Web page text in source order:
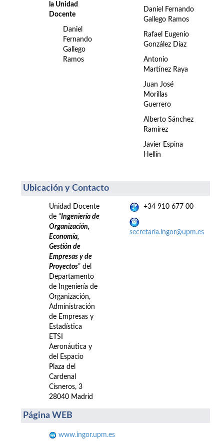
la Unidad
Docente
Daniel
Fernando
Gallego
Ramos
Daniel Fernando
Gallego Ramos
Rafael Eugenio
González Díaz
Antonio
Martínez Raya
Juan José
Morillas
Guerrero
Alberto Sánchez
Ramírez
Javier Espina
Hellín
Ubicación y Contacto
Unidad Docente
de “Ingeniería de
Organización,
Economía,
Gestión de
Empresas y de
Proyectos” del
Departamento
de Ingeniería de
Organización,
Administración
de Empresas y
Estadística
ETSI
Aeronáutica y
del Espacio
Plaza del
Cardenal
Cisneros, 3
28040 Madrid
+34 910 677 00
secretaria.ingor@upm.es
Página WEB
www.ingor.upm.es